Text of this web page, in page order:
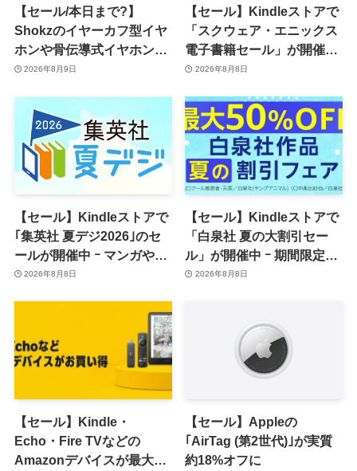
【セール/本日まで?】
Shokzのイヤーカフ型イヤ
ホンや骨伝導式イヤホンが
一律10％のポイント還元に
2026年8月9日
【セール】Kindleストアで
「スクウェア・エニックス
電子書籍セール」が開催中
ｰ コミックやゲーム関連書
2026年8月8日
【セール】Kindleストアで
｢集英社 夏デジ2026｣のセ
ールが開催中 ｰ マンガや写
真集など1,000冊以上が
2026年8月8日
【セール】Kindleストアで
「白泉社 夏の大割引セー
ル」が開催中 ｰ 期間限定
70％オフや全巻50％オフな
2026年8月8日
【セール】Kindle・
Echo・Fire TVなどの
Amazonデバイスが最大
【セール】Appleの
｢AirTag (第2世代)｣が実質
約18%オフに